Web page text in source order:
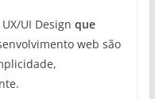
UI Design que
web são